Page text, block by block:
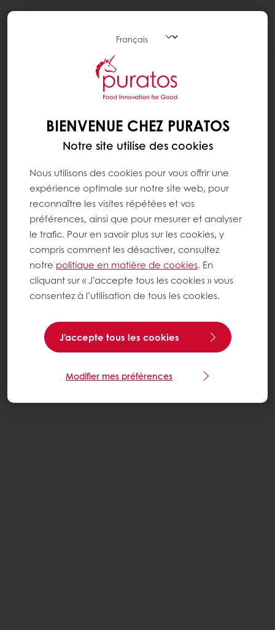
BIENVENUE CHEZ PURATOS
Notre site utilise des cookies
Nous utilisons des cookies pour vous offrir une
expérience optimale sur notre site web, pour
reconnaître les visites répétées et vos
préférences, ainsi que pour mesurer et analyser
le trafic. Pour en savoir plus sur les cookies, y
compris comment les désactiver, consultez
notre politique en matière de cookies. En
cliquant sur « J’accepte tous les cookies » vous
consentez à l’utilisation de tous les cookies.
J'accepte tous les cookies
Modifier mes préférences